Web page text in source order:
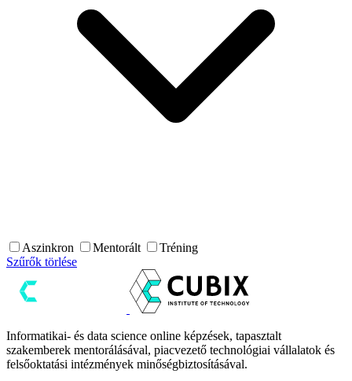
Aszinkron Mentorált
Tréning
Szűrők törlése
Informatikai- és data science online képzések, tapasztalt
szakemberek mentorálásával, piacvezető technológiai vállalatok és
felsőoktatási intézmények minőségbiztosításával.